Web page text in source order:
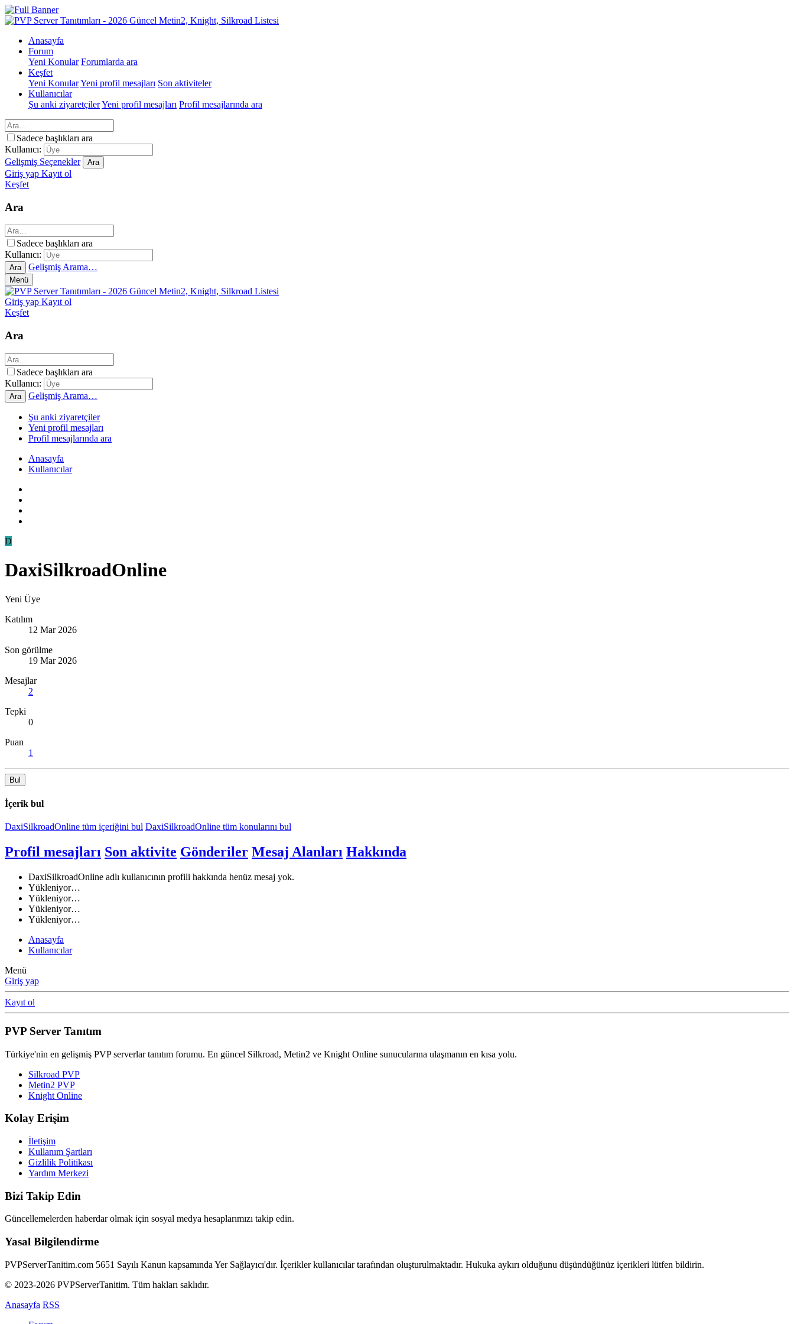
Anasayfa
Forum
Yeni Konular Forumlarda ara
Keşfet
Yeni KonularYeni profil mesajları Son aktiviteler
Kullanıcılar
Şu anki ziyaretçilerYeni profil mesajları Profil mesajlarında ara
Sadece başlıkları ara
Kullanıcı:
Gelişmiş Seçenekler
Ara
Giriş yap Kayıt ol
Keşfet
Ara
Sadece başlıkları ara
Kullanıcı:
Ara Gelişmiş Arama…
Menü
Giriş yap Kayıt ol
Keşfet
Ara
Sadece başlıkları ara
Kullanıcı:
Ara Gelişmiş Arama…
Şu anki ziyaretçiler
Yeni profil mesajları
Profil mesajlarında ara
Anasayfa
Kullanıcılar
D
DaxiSilkroadOnline
Yeni Üye
Katılım
12 Mar 2026
Son görülme
19 Mar 2026
Mesajlar
2
Tepki
0
Puan
1
Bul
İçerik bul
DaxiSilkroadOnline tüm içeriğini bul DaxiSilkroadOnline tüm konularını bul
Profil mesajları Son aktivite Gönderiler Mesaj Alanları Hakkında
DaxiSilkroadOnline adlı kullanıcının profili hakkında henüz mesaj yok.
Yükleniyor…
Yükleniyor…
Yükleniyor…
Yükleniyor…
Anasayfa
Kullanıcılar
Menü
Giriş yap
Kayıt ol
PVP Server Tanıtım
Türkiye'nin en gelişmiş PVP serverlar tanıtım forumu. En güncel Silkroad, Metin2 ve Knight Online sunucularına ulaşmanın en kısa yolu.
Silkroad PVP
Metin2 PVP
Knight Online
Kolay Erişim
İletişim
Kullanım Şartları
Gizlilik Politikası
Yardım Merkezi
Bizi Takip Edin
Güncellemelerden haberdar olmak için sosyal medya hesaplarımızı takip edin.
Yasal Bilgilendirme
PVPServerTanitim.com 5651 Sayılı Kanun kapsamında Yer Sağlayıcı'dır. İçerikler kullanıcılar tarafından oluşturulmaktadır. Hukuka aykırı olduğunu düşündüğünüz içerikleri lütfen bildirin.
© 2023-2026 PVPServerTanitim. Tüm hakları saklıdır.
Anasayfa RSS